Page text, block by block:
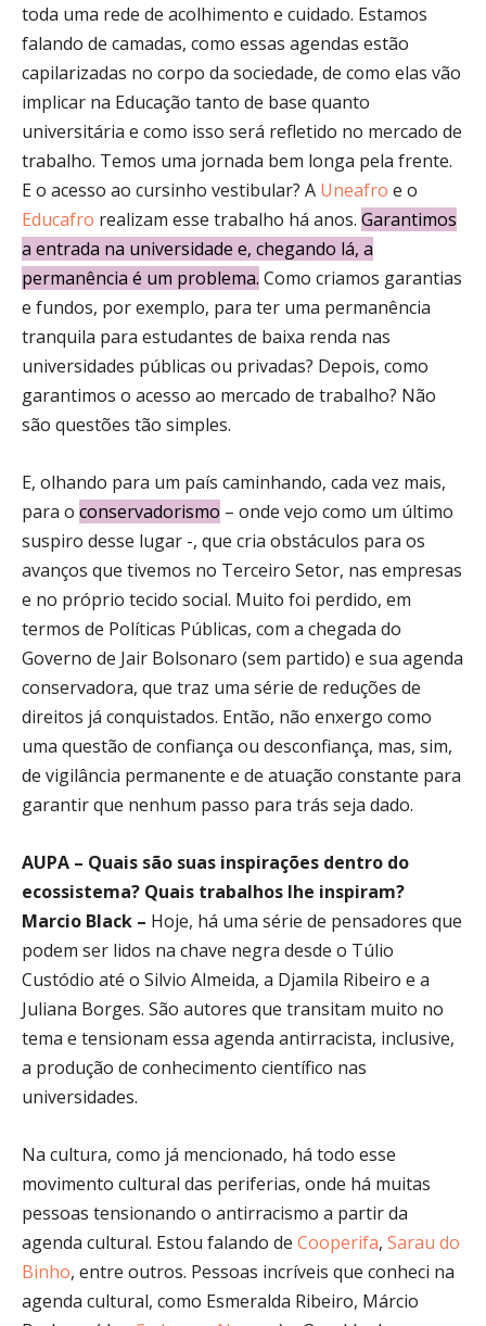
toda uma rede de acolhimento e cuidado. Estamos
falando de camadas, como essas agendas estão
capilarizadas no corpo da sociedade, de como elas vão
implicar na Educação tanto de base quanto
universitária e como isso será refletido no mercado de
trabalho. Temos uma jornada bem longa pela frente.
E o acesso ao cursinho vestibular? A Uneafro e o
Educafro realizam esse trabalho há anos. Garantimos
a entrada na universidade e, chegando lá, a
permanência é um problema. Como criamos garantias
e fundos, por exemplo, para ter uma permanência
tranquila para estudantes de baixa renda nas
universidades públicas ou privadas? Depois, como
garantimos o acesso ao mercado de trabalho? Não
são questões tão simples.
E, olhando para um país caminhando, cada vez mais,
para o conservadorismo – onde vejo como um último
suspiro desse lugar -, que cria obstáculos para os
avanços que tivemos no Terceiro Setor, nas empresas
e no próprio tecido social. Muito foi perdido, em
termos de Políticas Públicas, com a chegada do
Governo de Jair Bolsonaro (sem partido) e sua agenda
conservadora, que traz uma série de reduções de
direitos já conquistados. Então, não enxergo como
uma questão de confiança ou desconfiança, mas, sim,
de vigilância permanente e de atuação constante para
garantir que nenhum passo para trás seja dado.
AUPA – Quais são suas inspirações dentro do
ecossistema? Quais trabalhos lhe inspiram?
Marcio Black – Hoje, há uma série de pensadores que
podem ser lidos na chave negra desde o Túlio
Custódio até o Silvio Almeida, a Djamila Ribeiro e a
Juliana Borges. São autores que transitam muito no
tema e tensionam essa agenda antirracista, inclusive,
a produção de conhecimento científico nas
universidades.
Na cultura, como já mencionado, há todo esse
movimento cultural das periferias, onde há muitas
pessoas tensionando o antirracismo a partir da
agenda cultural. Estou falando de Cooperifa, Sarau do
Binho, entre outros. Pessoas incríveis que conheci na
agenda cultural, como Esmeralda Ribeiro, Márcio